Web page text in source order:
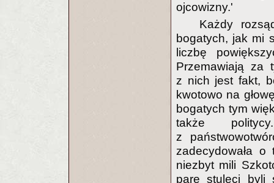
ojcowizny.'
Każdy
bogatych, jak mi
liczbę
Przemawiają za
z nich jest fakt,
kwotowo na
bogatych tym
także
z
zadecydowała
niezbyt mili
parę stuleci byli